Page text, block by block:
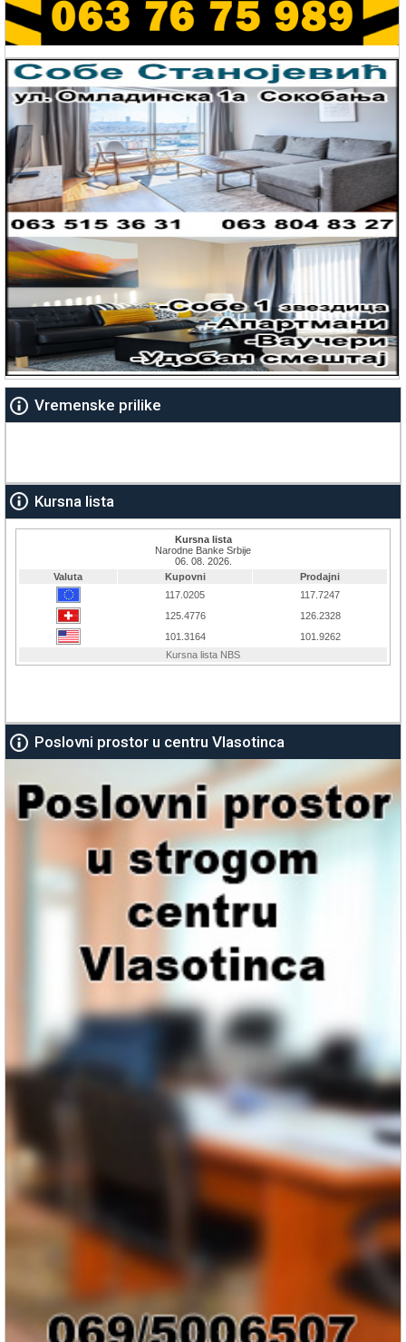
Vremenske prilike
Kursna lista
Poslovni prostor u centru Vlasotinca